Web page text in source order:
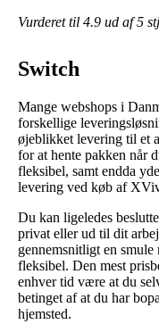
Vurderet til 4.9 ud af 5
Switch
Mange webshops i
forskellige
øjeblikket levering til et
for at hente pakken når
fleksibel, samt endda
levering ved køb af
Du kan ligeledes
privat eller ud til dit
gennemsnitligt en
fleksibel. Den mest
enhver tid være at du
betinget af at du har
hjemsted.